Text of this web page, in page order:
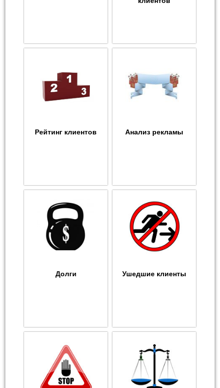
Рейтинг клиентов Анализ рекламы
Долги Ушедшие клиенты